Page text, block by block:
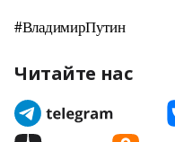
#ВладимирПутин
Читайте нас